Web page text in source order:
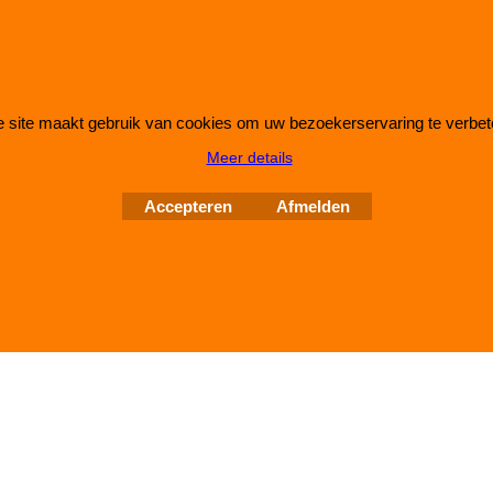
software.
site maakt gebruik van cookies om uw bezoekerservaring te
Meer details
Accepteren Afmelden